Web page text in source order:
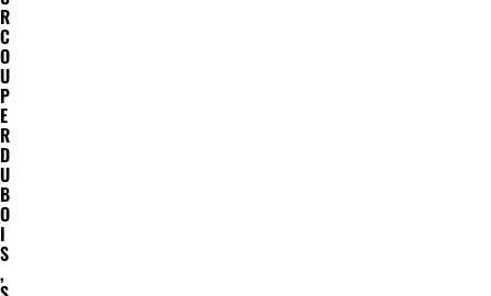
R
C
O
U
P
E
R
D
U
B
O
I
S
,